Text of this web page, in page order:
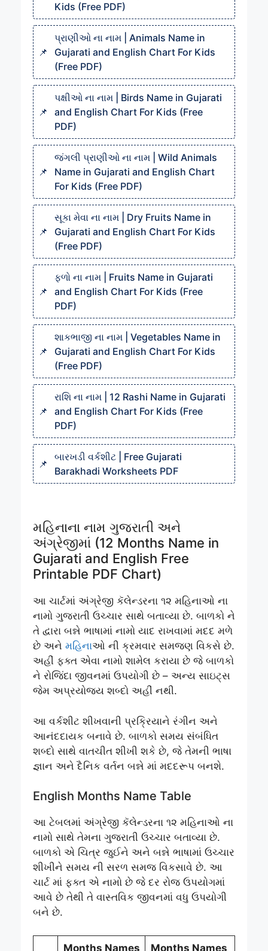
Kids (Free PDF)
પ્રાણીઓ ના નામ | Animals Name in
Gujarati and English Chart For Kids
(Free PDF)
પક્ષીઓ ના નામ | Birds Name in Gujarati
and English Chart For Kids (Free
PDF)
જંગલી પ્રાણીઓ ના નામ | Wild Animals
Name in Gujarati and English Chart
For Kids (Free PDF)
સૂકા મેવા ના નામ | Dry Fruits Name in
Gujarati and English Chart For Kids
(Free PDF)
ફળો ના નામ | Fruits Name in Gujarati
and English Chart For Kids (Free
PDF)
શાકભાજી ના નામ | Vegetables Name in
Gujarati and English Chart For Kids
(Free PDF)
રાશિ ના નામ | 12 Rashi Name in Gujarati
and English Chart For Kids (Free
PDF)
બારખડી વર્કશીટ | Free Gujarati
Barakhadi Worksheets PDF
મહિનાના નામ ગુજરાતી અને
અંગ્રેજીમાં (12 Months Name in
Gujarati and English Free
Printable PDF Chart)
આ ચાર્ટમાં અંગ્રેજી કૅલેન્ડરના ૧૨ મહિનાઓ ના
નામો ગુજરાતી ઉચ્ચાર સાથે બતાવ્યા છે. બાળકો ને
તે દ્વારા બન્ને ભાષામાં નામો યાદ રાખવામાં મદદ મળે
છે અને મહિનાઓ ની ક્રમવાર સમજણ વિકસે છે.
અહીં ફક્ત એવા નામો શામેલ કરાયા છે જે બાળકો
ને રોજિંદા જીવનમાં ઉપયોગી છે – અન્ય સાઇટ્સ
જેમ અપ્રયોજ્ય શબ્દો અહીં નથી.
આ વર્કશીટ શીખવાની પ્રક્રિયાને રંગીન અને
આનંદદાયક બનાવે છે. બાળકો સમય સંબંધિત
શબ્દો સાથે વાતચીત શીખી શકે છે, જે તેમની ભાષા
જ્ઞાન અને દૈનિક વર્તન બન્ને માં મદદરૂપ બનશે.
English Months Name Table
આ ટેબલમાં અંગ્રેજી કૅલેન્ડરના ૧૨ મહિનાઓ ના
નામો સાથે તેમના ગુજરાતી ઉચ્ચાર બતાવ્યા છે.
બાળકો એ ચિત્ર જુઈને અને બન્ને ભાષામાં ઉચ્ચાર
શીખીને સમય ની સરળ સમજ વિકસાવે છે. આ
ચાર્ટ માં ફક્ત એ નામો છે જે દર રોજ ઉપયોગમાં
આવે છે તેથી તે વાસ્તવિક જીવનમાં વધુ ઉપયોગી
બને છે.
Months Names Months Names